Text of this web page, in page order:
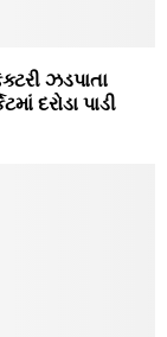
ઝડપાતા
દરોડા પાડી